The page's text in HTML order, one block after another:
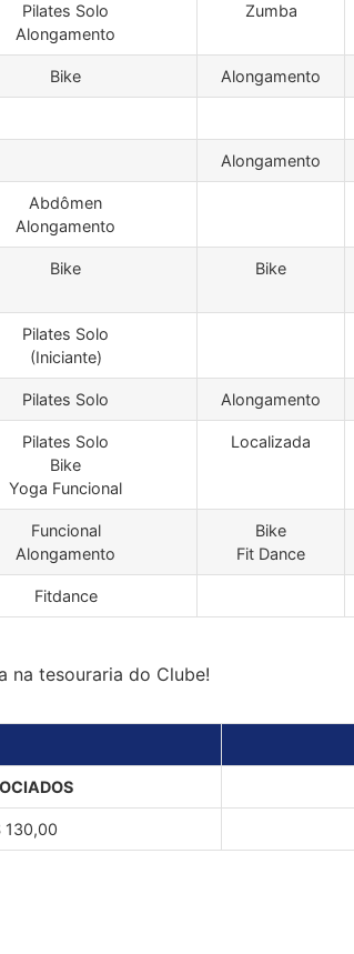
Pilates Solo
Alongamento
Zumba
Bike Alongamento
Alongamento
Abdômen
Alongamento
Bike Bike
Pilates Solo
(Iniciante)
Pilates Solo Alongamento
Pilates Solo
Bike
Yoga Funcional
Localizada
Funcional
Alongamento
Bike
Fit Dance
Fitdance
na tesouraria do Clube!
130,00